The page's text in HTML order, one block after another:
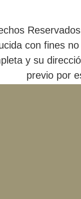
con fines
y su
previo por